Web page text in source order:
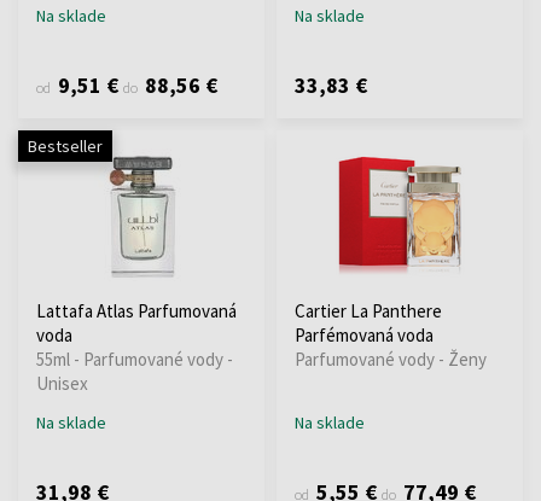
Na sklade
od 9,51 € do 88,56 €
Na sklade
33,83 €
Bestseller
Lattafa Atlas Parfumovaná
voda
55ml - Parfumované vody -
Unisex
Na sklade
31,98 €
Cartier La Panthere
Parfémovaná voda
Parfumované vody - Ženy
Na sklade
od 5,55 € do 77,49 €